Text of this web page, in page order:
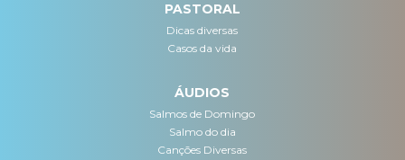
PASTORAL
Dicas diversas
Casos da vida
ÁUDIOS
Salmos de Domingo
Salmo do dia
Canções Diversas